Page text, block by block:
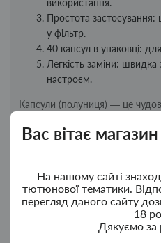
Вас вітає
На нашому сайті
тютюнової тематики.
перегляд даного сайту
18
Дякуємо за
використання.
Простота застосування:
у фільтр.
40 капсул в упаковці:
Легкість заміни:
настроєм.
Капсули (полуниця) — це
сигарет або стіків, роблячи
Новинки
Ковпак для
з дерева